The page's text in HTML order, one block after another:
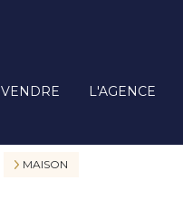
VENDRE L'AGENCE
MAISON